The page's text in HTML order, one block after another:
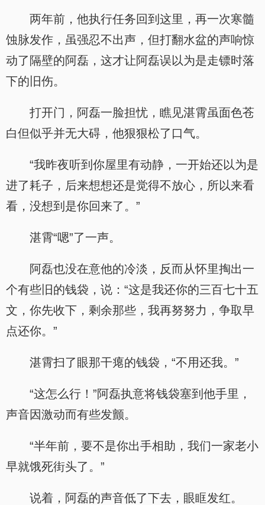
两年前，他执行任务回到这里，再一次寒髓
蚀脉发作，虽强忍不出声，但打翻水盆的声响惊
动了隔壁的阿磊，这才让阿磊误以为是走镖时落
下的旧伤。
打开门，阿磊一脸担忧，瞧见湛霄虽面色苍
白但似乎并无大碍，他狠狠松了口气。
“我昨夜听到你屋里有动静，一开始还以为是
进了耗子，后来想想还是觉得不放心，所以来看
看，没想到是你回来了。”
湛霄“嗯”了一声。
阿磊也没在意他的冷淡，反而从怀里掏出一
个有些旧的钱袋，说：“这是我还你的三百七十五
文，你先收下，剩余那些，我再努努力，争取早
点还你。”
湛霄扫了眼那干瘪的钱袋，“不用还我。”
“这怎么行！”阿磊执意将钱袋塞到他手里，
声音因激动而有些发颤。
“半年前，要不是你出手相助，我们一家老小
早就饿死街头了。”
说着，阿磊的声音低了下去，眼眶发红。